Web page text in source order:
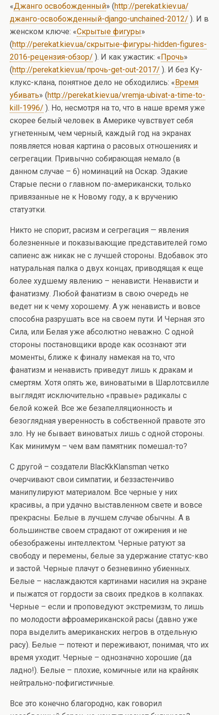
«Джанго освобожденный» (http://perekat.kiev.ua/
джанго-освобожденный-django-unchained-2012/ ). И в
женском ключе: «Скрытые фигуры»
(http://perekat.kiev.ua/скрытые-фигуры-hidden-figures-
2016-рецензия-обзор/ ). И как ужастик: «Прочь»
(http://perekat.kiev.ua/прочь-get-out-2017/ ). И без Ку-
клукс-клана, понятное дело не обходились: «Время
убивать» (http://perekat.kiev.ua/vremja-ubivat-a-time-to-
kill-1996/ ). Но, несмотря на то, что в наше время уже
скорее белый человек в Америке чувствует себя
угнетенным, чем черный, каждый год на экранах
появляется новая картина о расовых отношениях и
сегрегации. Привычно собирающая немало (в
данном случае – 6) номинаций на Оскар. Эдакие
Старые песни о главном по-американски, только
привязанные не к Новому году, а к вручению
статуэтки.
Никто не спорит, расизм и сегрегация — явления
болезненные и показывающие представителей гомо
сапиенс аж никак не с лучшей стороны. Вдобавок это
натуральная палка о двух концах, приводящая к еще
более худшему явлению – ненависти. Ненависти и
фанатизму. Любой фанатизм в свою очередь не
ведет ни к чему хорошему. А уж ненависть и вовсе
способна разрушать все на своем пути. И Черная это
Сила, или Белая уже абсолютно неважно. С одной
стороны постановщики вроде как осознают эти
моменты, ближе к финалу намекая на то, что
фанатизм и ненависть приведут лишь к дракам и
смертям. Хотя опять же, виноватыми в Шарлотсвилле
выглядят исключительно «правые» радикалы с
белой кожей. Все же безапелляционность и
безоглядная уверенность в собственной правоте это
зло. Ну не бывает виноватых лишь с одной стороны.
Как минимум – чем вам памятник помешал-то?
С другой – создатели BlacKkKlansman четко
очерчивают свои симпатии, и беззастенчиво
манипулируют материалом. Все черные у них
красивы, а при удачно выставленном свете и вовсе
прекрасны. Белые в лучшем случае обычны. А в
большинстве своем страдают от ожирения и не
обезображены интеллектом. Черные ратуют за
свободу и перемены, белые за удержание статус-кво
и застой. Черные плачут о безневинно убиенных.
Белые – наслаждаются картинами насилия на экране
и пыжатся от гордости за своих предков в колпаках.
Черные – если и проповедуют экстремизм, то лишь
по молодости афроамериканской расы (давно уже
пора выделить американских негров в отдельную
расу). Белые — потеют и переживают, понимая, что их
время уходит. Черные – однозначно хорошие (да
ладно!). Белые – плохие, комичные или на крайняк
нейтрально-пофигистичные.
Все это конечно благородно, как говорил